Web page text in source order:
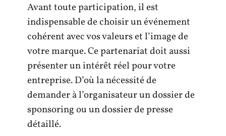
Avant toute participation, il est
indispensable de choisir un événement
cohérent avec vos valeurs et l’image de
votre marque. Ce partenariat doit aussi
présenter un intérêt réel pour votre
entreprise. D’où la nécessité de
demander à l’organisateur un dossier de
sponsoring ou un dossier de presse
détaillé.